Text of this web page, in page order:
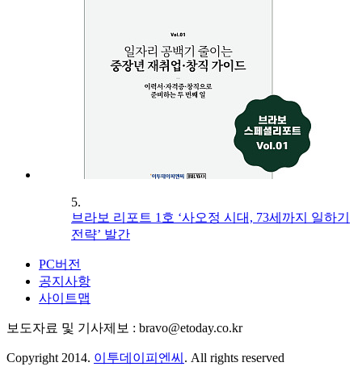
5.
브라보 리포트 1호 ‘사오정 시대, 73세까지 일하기
전략’ 발간
PC버전
공지사항
사이트맵
보도자료 및 기사제보 : bravo@etoday.co.kr
Copyright 2014. 이투데이피엔씨 . All rights reserved